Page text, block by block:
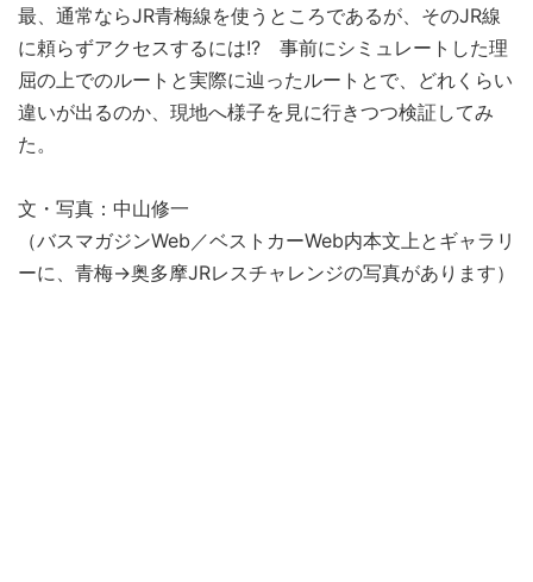
最、通常ならJR青梅線を使うところであるが、そのJR線
に頼らずアクセスするには!? 事前にシミュレートした理
屈の上でのルートと実際に辿ったルートとで、どれくらい
違いが出るのか、現地へ様子を見に行きつつ検証してみ
た。
文・写真：中山修一
（バスマガジンWeb／ベストカーWeb内本文上とギャラリ
ーに、青梅→奥多摩JRレスチャレンジの写真があります）